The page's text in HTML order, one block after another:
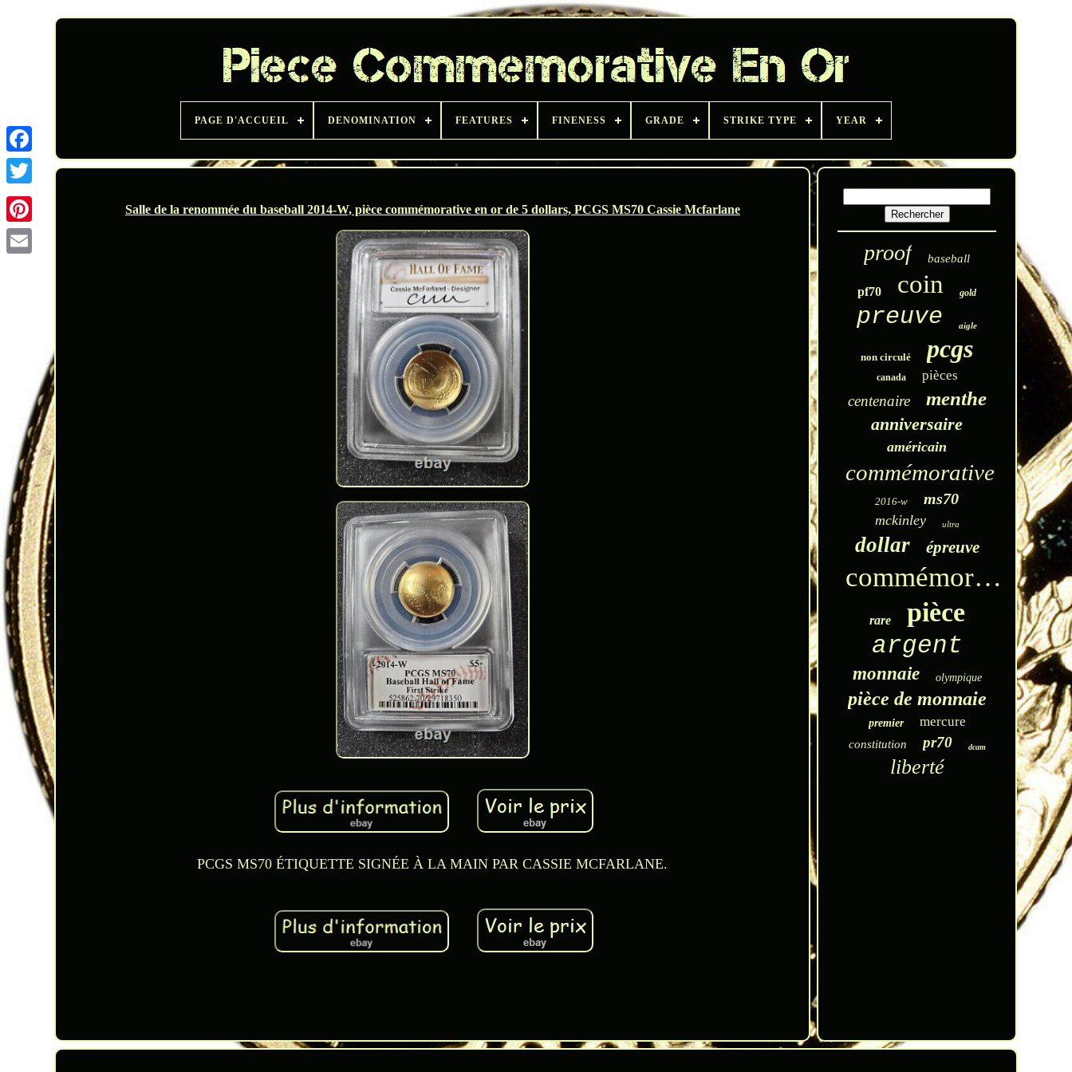
Twitter
PAGE D'ACCUEIL DENOMINATION FEATURES FINENESS GRADE STRIKE TYPE YEAR
Salle de la renommée du baseball 2014-W, pièce commémorative en or de 5 dollars, PCGS MS70 Cassie Mcfarlane
PCGS MS70 ÉTIQUETTE SIGNÉE À LA MAIN PAR CASSIE MCFARLANE.
proof baseball
pf70 coin gold
preuve aigle
non circulé pcgs
canada pièces
centenaire menthe
anniversaire
américain
commémorative
2016-w ms70
mckinley ultra
dollar épreuve
commémoratif
rare pièce
argent
monnaie olympique
pièce de monnaie
premier mercure
constitution pr70 dcam
liberté